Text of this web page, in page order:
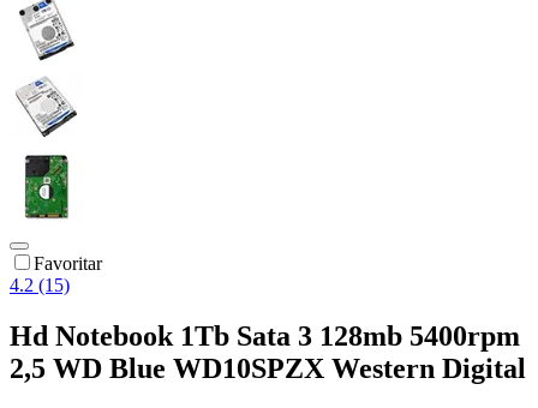
Favoritar
4.2 (15)
Hd Notebook 1Tb Sata 3 128mb 5400rpm
2,5 WD Blue WD10SPZX Western Digital